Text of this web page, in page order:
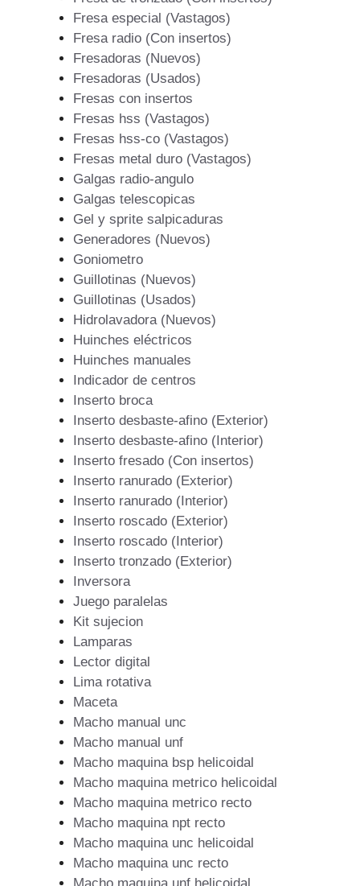
Fresa especial (Vastagos)
Fresa radio (Con insertos)
Fresadoras (Nuevos)
Fresadoras (Usados)
Fresas con insertos
Fresas hss (Vastagos)
Fresas hss-co (Vastagos)
Fresas metal duro (Vastagos)
Galgas radio-angulo
Galgas telescopicas
Gel y sprite salpicaduras
Generadores (Nuevos)
Goniometro
Guillotinas (Nuevos)
Guillotinas (Usados)
Hidrolavadora (Nuevos)
Huinches eléctricos
Huinches manuales
Indicador de centros
Inserto broca
Inserto desbaste-afino (Exterior)
Inserto desbaste-afino (Interior)
Inserto fresado (Con insertos)
Inserto ranurado (Exterior)
Inserto ranurado (Interior)
Inserto roscado (Exterior)
Inserto roscado (Interior)
Inserto tronzado (Exterior)
Inversora
Juego paralelas
Kit sujecion
Lamparas
Lector digital
Lima rotativa
Maceta
Macho manual unc
Macho manual unf
Macho maquina bsp helicoidal
Macho maquina metrico helicoidal
Macho maquina metrico recto
Macho maquina npt recto
Macho maquina unc helicoidal
Macho maquina unc recto